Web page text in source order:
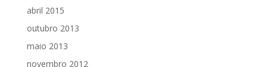
abril 2015
outubro 2013
maio 2013
novembro 2012